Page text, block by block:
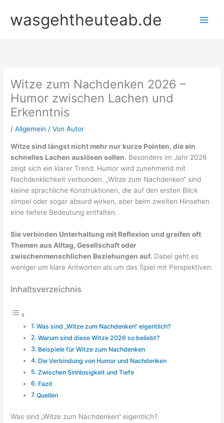
Inhalt
springen
wasgehtheuteab.de
Witze zum Nachdenken 2026 –
Humor zwischen Lachen und
Erkenntnis
/Allgemein / VonAutor
Witze sind längst nicht mehr nur kurze Pointen, die ein
schnelles Lachen auslösen sollen. Besonders im Jahr 2026
zeigt sich ein klarer Trend: Humor wird zunehmend mit
Nachdenklichkeit verbunden. „Witze zum Nachdenken“ sind
kleine sprachliche Konstruktionen, die auf den ersten Blick
simpel oder sogar absurd wirken, aber beim zweiten Hinsehen
eine tiefere Bedeutung entfalten.
Sie verbinden Unterhaltung mit Reflexion und greifen oft
Themen aus Alltag, Gesellschaft oder
zwischenmenschlichen Beziehungen auf. Dabei geht es
weniger um klare Antworten als um das Spiel mit Perspektiven.
Inhaltsverzeichnis
Was sind „Witze zum Nachdenken“ eigentlich?
Warum sind diese Witze 2026 so beliebt?
Beispiele für Witze zum Nachdenken
Die Verbindung von Humor und Nachdenken
Zwischen Sinnlosigkeit und Tiefe
Fazit
Quellen
Was sind „Witze zum Nachdenken“ eigentlich?